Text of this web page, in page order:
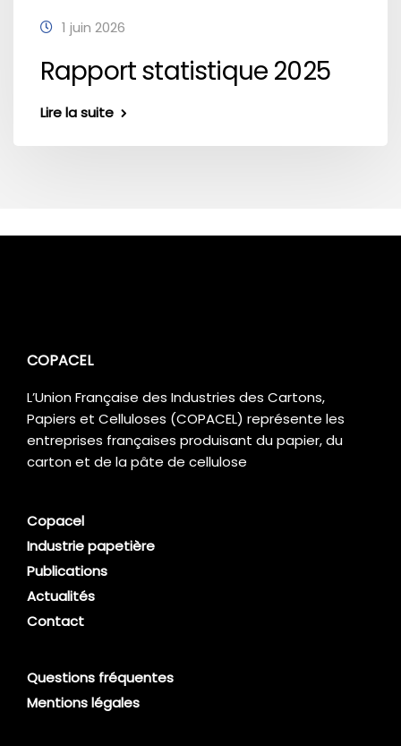
1 juin 2026
Rapport statistique 2025
Lire la suite
COPACEL
L’Union Française des Industries des Cartons,
Papiers et Celluloses (COPACEL) représente les
entreprises françaises produisant du papier, du
carton et de la pâte de cellulose
Copacel
Industrie papetière
Publications
Actualités
Contact
Questions fréquentes
Mentions légales